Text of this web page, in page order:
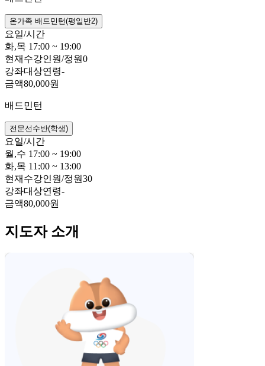
온가족 배드민턴(평일반2)
요일/시간
화,목 17:00 ~ 19:00
현재수강인원/정원0
강좌대상연령-
금액80,000원
배드민턴
전문선수반(학생)
요일/시간
월,수 17:00 ~ 19:00
화,목 11:00 ~ 13:00
현재수강인원/정원30
강좌대상연령-
금액80,000원
지도자 소개